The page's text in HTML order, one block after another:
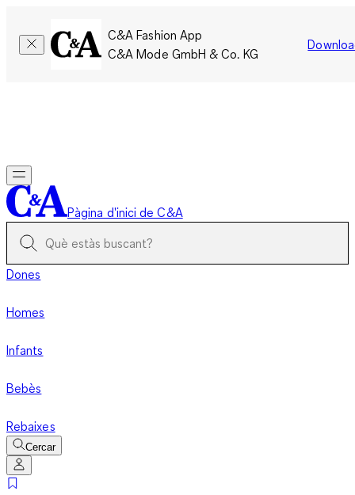
C&A Fashion App
C&A Mode GmbH & Co. KG
Pàgina d'inici de C&A
Dones
Homes
Infants
Bebès
Rebaixes
Cercar